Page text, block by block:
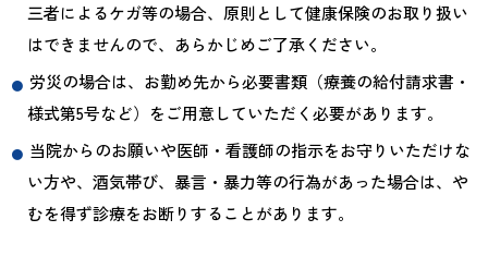
三者によるケガ等の場合、原則として健康保険のお取り扱い
はできませんので、あらかじめご了承ください。
労災の場合は、お勤め先から必要書類（療養の給付請求書・
様式第5号など）をご用意していただく必要があります。
当院からのお願いや医師・看護師の指示をお守りいただけな
い方や、酒気帯び、暴言・暴力等の行為があった場合は、や
むを得ず診療をお断りすることがあります。